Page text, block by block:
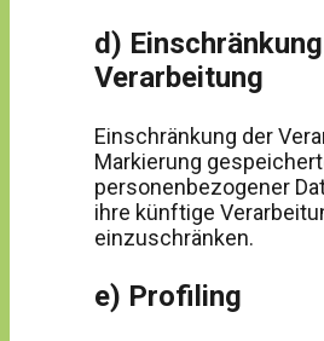
d)
Verarbeitung
Einschränkung der
Markierung
personenbezogener
ihre künftige
einzuschränken.
e) Profiling